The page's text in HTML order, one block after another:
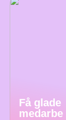
Få glade
medarbe